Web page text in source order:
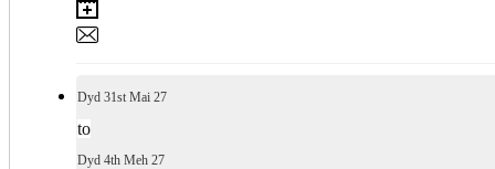
Dyd 31st Mai 27
to
Dyd 4th Meh 27